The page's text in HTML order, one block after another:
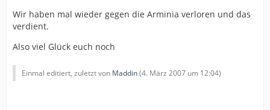
Wir haben mal wieder gegen die Arminia verloren und das
verdient.
Also viel Glück euch noch
Einmal editiert, zuletzt von Maddin(4. März 2007 um 12:04)